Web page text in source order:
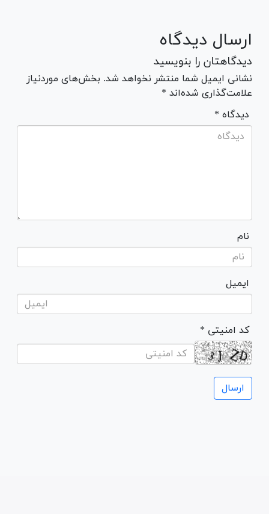
ارسال دیدگاه
دیدگاهتان را بنویسید
نشانی ایمیل شما منتشر نخواهد شد. بخش‌های موردنیاز
علامت‌گذاری شده‌اند *
* دیدگاه
نام
ایمیل
* کد امنیتی